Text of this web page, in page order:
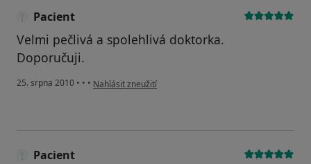
Pacient
Velmi pečlivá a spolehlivá doktorka.
Doporučuji.
25. srpna 2010 • • • podle názoru uživatele Pacient
Nahlásit zneužití
Pacient